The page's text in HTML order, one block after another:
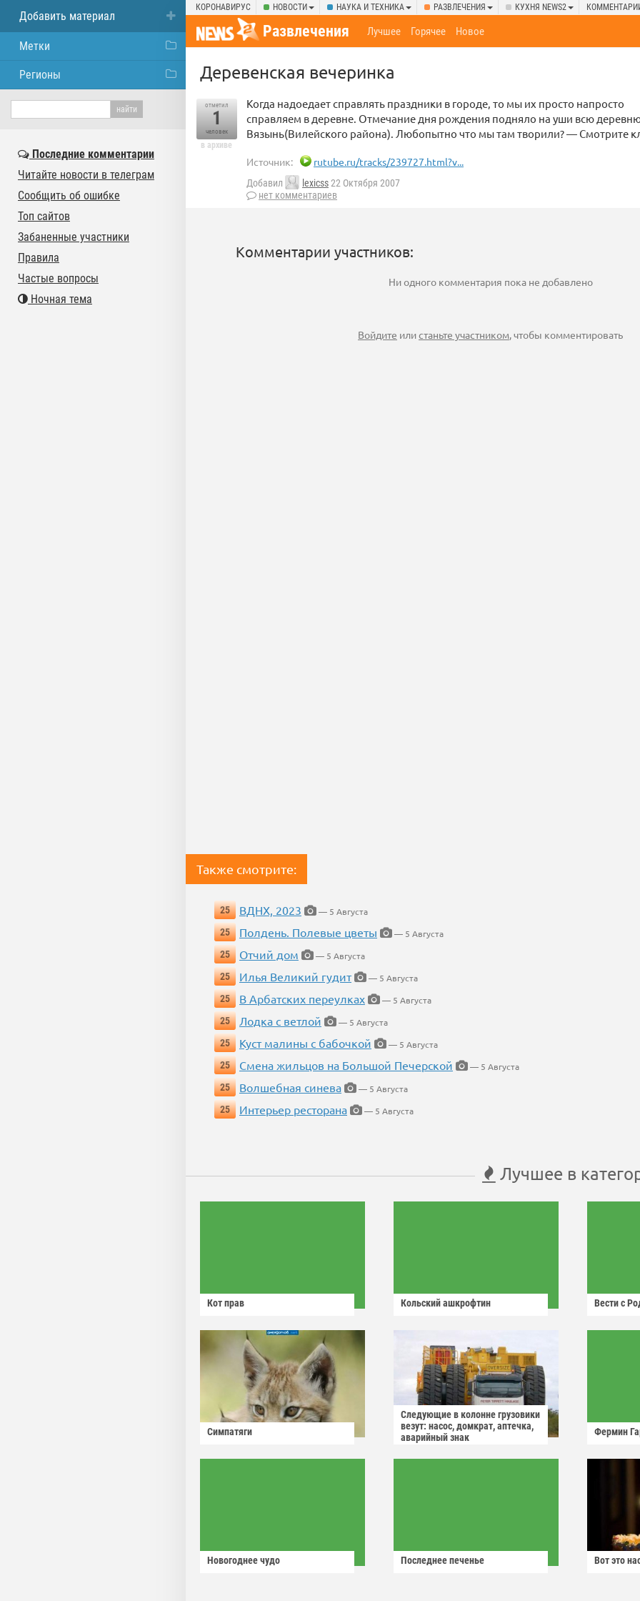
КОРОНАВИРУС НОВОСТИ НАУКА И ТЕХНИКА РАЗВЛЕЧЕНИЯ КУХНЯ NEWS2
Развлечения Лучшее Горячее Новое
Деревенская вечеринка
отметил
1
человек
в архиве
Когда надоедает справлять праздники в городе, то мы их просто напросто
справляем в деревне. Отмечание дня рождения подняло на уши всю
Вязынь(Вилейского района). Любопытно что мы там творили? — Смотрите
Источник: rutube.ru/tracks/239727.html?v...
Добавил lexicss22 Октября 2007
нет комментариев
Комментарии участников:
Ни одного комментария пока не добавлено
Войдите илистаньте участником, чтобы комментировать
Также смотрите:
25 ВДНХ, 2023
— 5 Августа
25
Полдень. Полевые цветы
— 5 Августа
25
Отчий дом
— 5 Августа
25
Илья Великий гудит
— 5 Августа
25
В Арбатских переулках
— 5 Августа
25
Лодка с ветлой
— 5 Августа
25
Куст малины с бабочкой
— 5 Августа
25
Смена жильцов на Большой Печерской
— 5 Августа
25
Волшебная синева
— 5 Августа
25
Интерьер ресторана — 5 Августа
Лучшее в
Кот прав Кольский ашкрофтин Вести с
Симпатяги
Следующие в колонне грузовики
везут: насос, домкрат, аптечка,
аварийный знак
Фермин
Новогоднее чудо Последнее печенье Вот это
Добавить материал
Метки
Регионы
Последние комментарии
Читайте новости в телеграм
Сообщить об ошибке
Топ сайтов
Забаненные участники
Правила
Частые вопросы
Ночная тема